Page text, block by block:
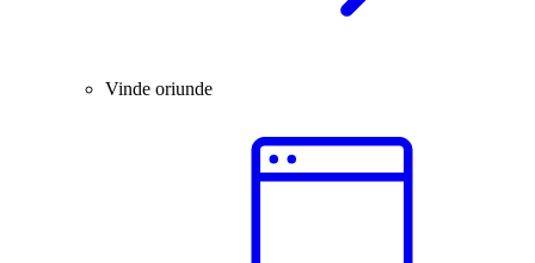
Vinde oriunde